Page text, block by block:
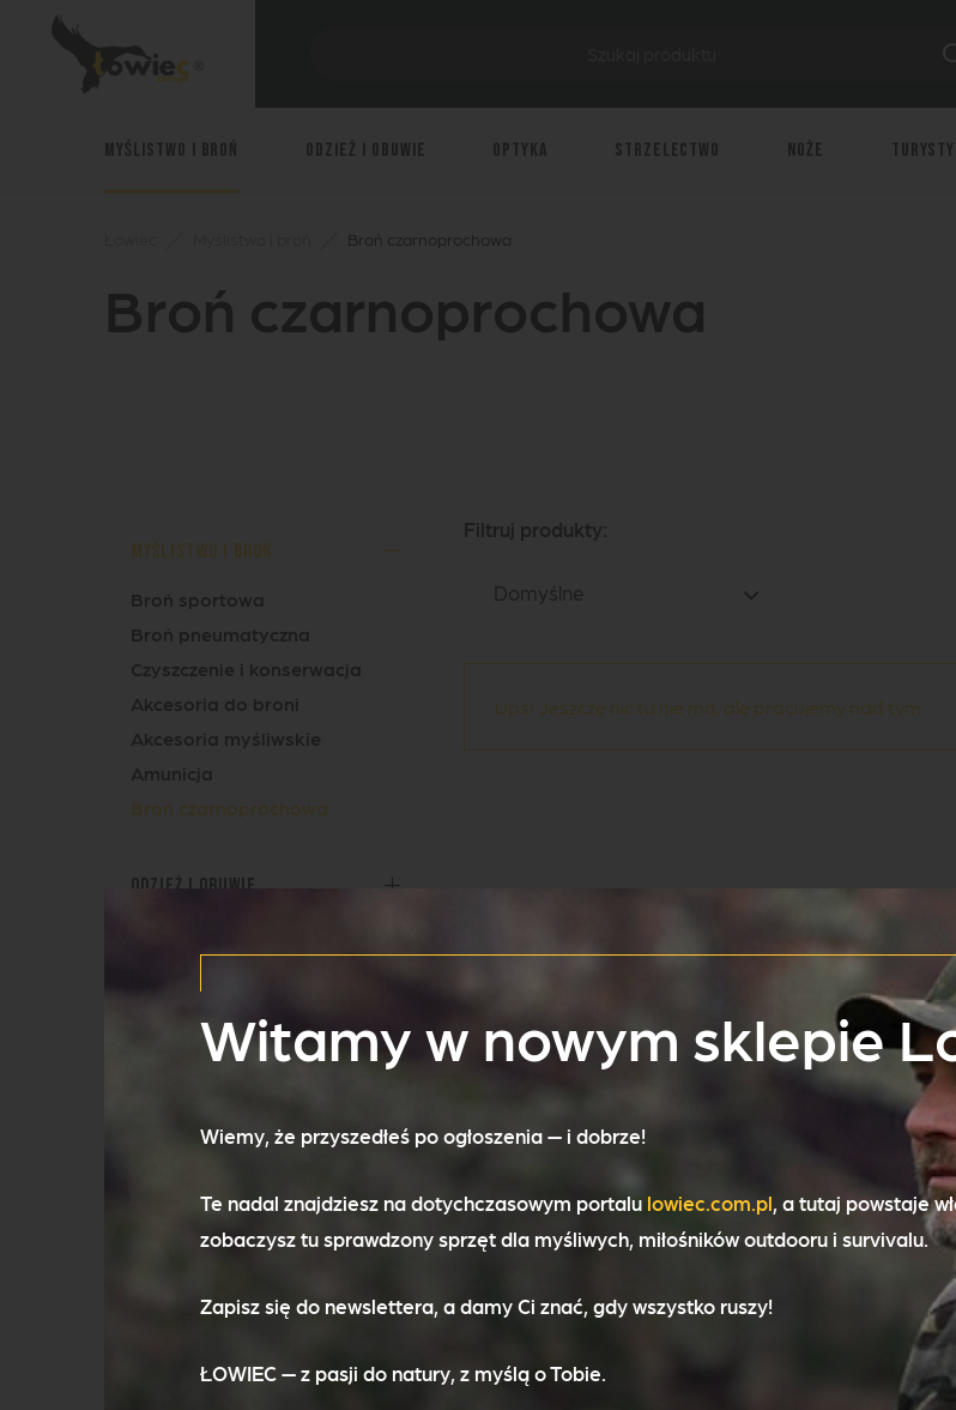
Myślistwo i broń Odzież i obuwie Optyka Strzelectwo Noże
Broń czarnoprochowa
Broń czarnoprochowa
Broń sportowa
Broń pneumatyczna
Czyszczenie i konserwacja
Akcesoria do broni
Akcesoria myśliwskie
Amunicja
Odzież i obuwie
Strzelectwo
Bezpieczeństwo
Filtruj produkty:
Domyślne
Ups! Jeszcze nic tu nie ma, ale pracujemy nad tym.
Witamy w nowym sklepie
Wiemy, że przyszedłeś po ogłoszenia — i dobrze!
Te nadal znajdziesz na dotychczasowym portalu lowiec.com.pl , a tutaj powstaje
zobaczysz tu sprawdzony sprzęt dla myśliwych, miłośników outdooru i survivalu.
Zapisz się do newslettera, a damy Ci znać, gdy wszystko ruszy!
ŁOWIEC — z pasji do natury, z myślą o Tobie.